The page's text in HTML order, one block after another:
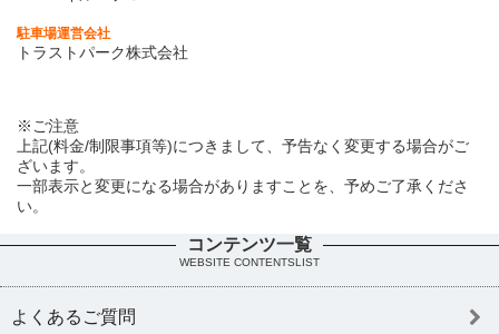
駐車場運営会社
トラストパーク株式会社
※ご注意
上記(料金/制限事項等)につきまして、予告なく変更する場合がご
ざいます。
一部表示と変更になる場合がありますことを、予めご了承くださ
い。
コンテンツ一覧
WEBSITE CONTENTSLIST
よくあるご質問